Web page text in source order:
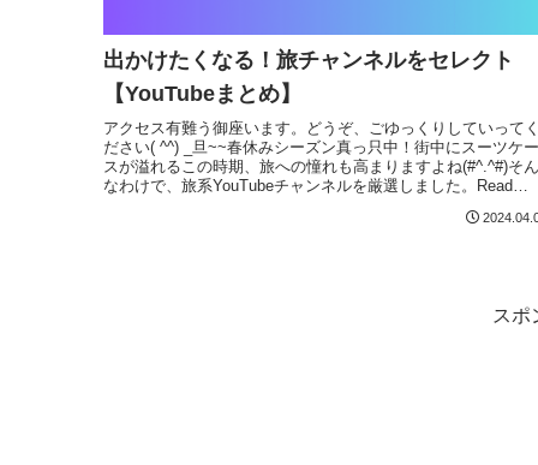
出かけたくなる！旅チャンネルをセレクト
【YouTubeまとめ】
アクセス有難う御座います。どうぞ、ごゆっくりしていって
ださい( ^^) _旦~~春休みシーズン真っ只中！街中にスーツケー
スが溢れるこの時期、旅への憧れも高まりますよね(#^.^#)そん
なわけで、旅系YouTubeチャンネルを厳選しました。Read
スポ